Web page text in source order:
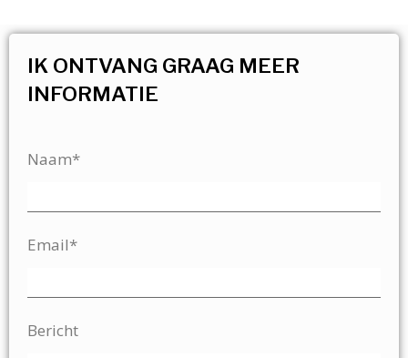
IK ONTVANG GRAAG MEER
INFORMATIE
Naam*
Email*
Bericht